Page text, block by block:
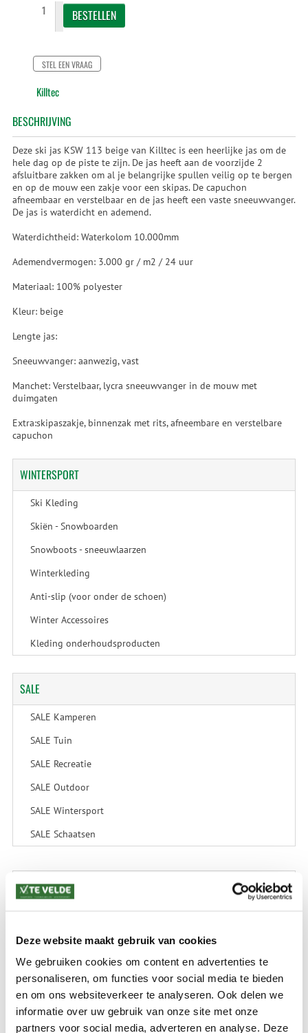
Deze website maakt gebruik van cookies
We gebruiken cookies om content en advertenties te
personaliseren, om functies voor social media te bieden
en om ons websiteverkeer te analyseren. Ook delen we
informatie over uw gebruik van onze site met onze
partners voor social media, adverteren en analyse. Deze
STEL EEN VRAAG
Killtec
BESCHRIJVING
Deze ski jas KSW 113 beige van Killtec is een heerlijke jas om de
hele dag op de piste te zijn. De jas heeft aan de voorzijde 2
afsluitbare zakken om al je belangrijke spullen veilig op te bergen
en op de mouw een zakje voor een skipas. De capuchon
afneembaar en verstelbaar en de jas heeft een vaste sneeuwvanger.
De jas is waterdicht en ademend.
Waterdichtheid: Waterkolom 10.000mm
Ademendvermogen: 3.000 gr / m2 / 24 uur
Materiaal: 100% polyester
Kleur: beige
Lengte jas:
Sneeuwvanger: aanwezig, vast
Manchet: Verstelbaar, lycra sneeuwvanger in de mouw met
duimgaten
Extra:skipaszakje, binnenzak met rits, afneembare en verstelbare
capuchon
WINTERSPORT
Ski Kleding
Skiën - Snowboarden
Snowboots - sneeuwlaarzen
Winterkleding
Anti-slip (voor onder de schoen)
Winter Accessoires
Kleding onderhoudsproducten
SALE
SALE Kamperen
SALE Tuin
SALE Recreatie
SALE Outdoor
SALE Wintersport
SALE Schaatsen
Levertijd: 2-4 werkdagen
*) Voor grotere pakketverzendingen en bijzondere (buitenland) bestemmingen kunnen
afwijkende tarieven en levertermijnen gelden. Deze staan vermeld bij de artikelen.
Kijk hier voor de ruilen-retourneren procedure
Waar is ons bedrijf gevestigd?
Drentse Poort 7
Nieuw Buinen (Stadskanaal)